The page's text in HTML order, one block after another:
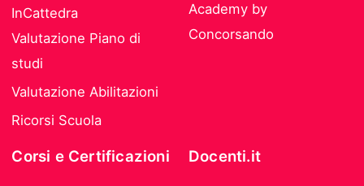
InCattedra
Valutazione Piano di
studi
Valutazione Abilitazioni
Ricorsi Scuola
Academy by
Concorsando
Corsi e Certificazioni Docenti.it